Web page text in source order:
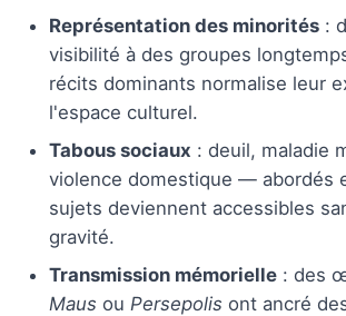
Représentation des minorités :
visibilité à des groupes
récits dominants normalise leur
l'espace culturel.
Tabous sociaux : deuil, maladie
violence domestique — abordés
sujets deviennent accessibles
gravité.
Transmission mémorielle : des
Maus ou Persepolis ont ancré